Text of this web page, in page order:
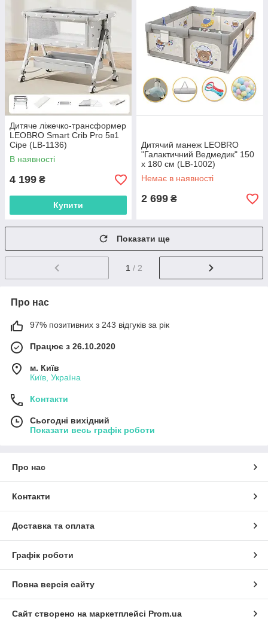
Дитяче ліжечко-трансформер
LEOBRO Smart Crib Pro 5в1
Сіре (LB-1136)
В наявності
4 199 ₴
Купити
Дитячий манеж LEOBRO
"Галактичний Ведмедик" 150
x 180 см (LB-1002)
Немає в наявності
2 699 ₴
Показати ще
1 / 2
Про нас
97% позитивних з 243 відгуків за рік
Працює з 26.10.2020
м. Київ
Київ, Україна
Контакти
Сьогодні вихідний
Показати весь графік роботи
Про нас
Контакти
Доставка та оплата
Графік роботи
Повна версія сайту
Сайт створено на маркетплейсі Prom.ua